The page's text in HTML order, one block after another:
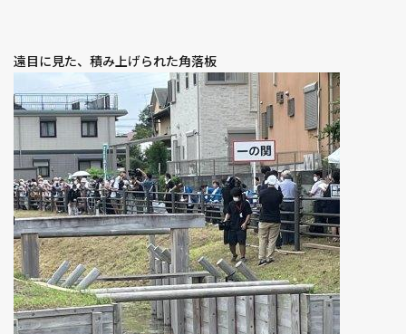
遠目に見た、積み上げられた角落板